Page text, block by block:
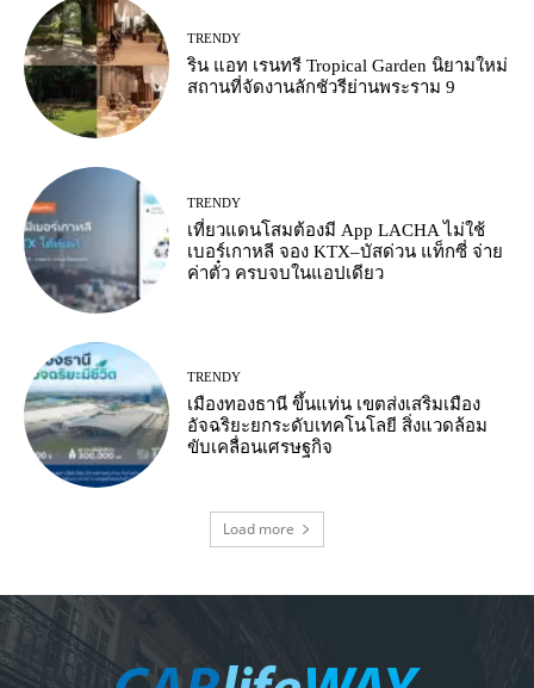
TRENDY
ริน แอท เรนทรี Tropical Garden นิยามใหม่
สถานที่จัดงานลักชัวรีย่านพระราม 9
TRENDY
เที่ยวแดนโสมต้องมี App LACHA ไม่ใช้
เบอร์เกาหลี จอง KTX–บัสด่วน แท็กซี่ จ่าย
ค่าตั๋ว ครบจบในแอปเดียว
TRENDY
เมืองทองธานี ขึ้นแท่น เขตส่งเสริมเมือง
อัจฉริยะยกระดับเทคโนโลยี สิ่งแวดล้อม
ขับเคลื่อนเศรษฐกิจ
Load more